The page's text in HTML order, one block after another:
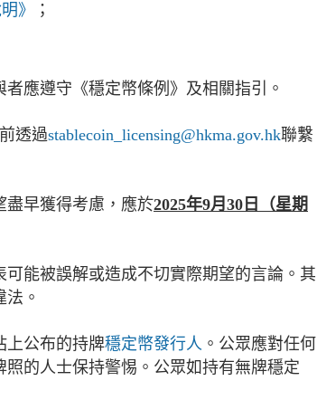
》
；
應遵守《穩定幣條例》及相關指引。
透過stablecoin_licensing@hkma.gov.hk聯繫
盡早獲得考慮，應於2025年9月 30 日（星期
能被誤解或造成不切實際期望的言論。其
。
上公布的持牌穩定幣發行人 。公眾應對任何
的人士保持警惕。公眾如持有無牌穩定